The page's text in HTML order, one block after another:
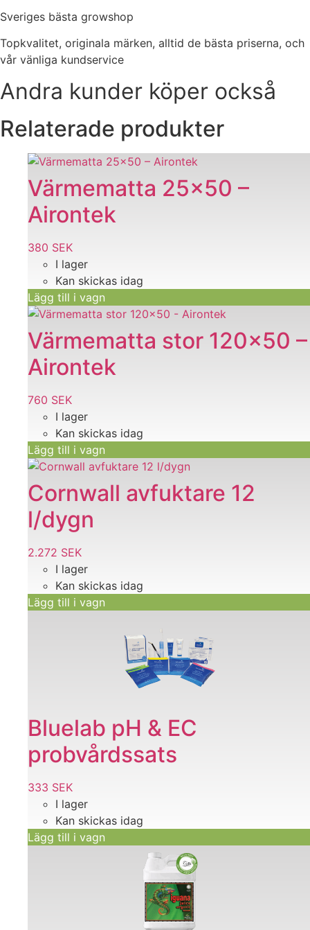
Sveriges bästa growshop
Topkvalitet, originala märken, alltid de bästa priserna, och
vår vänliga kundservice
Andra kunder köper också
Relaterade produkter
Värmematta 25×50 –
Airontek
380 SEK
I lager
Kan skickas idag
Lägg till i vagn
Värmematta stor 120×50 –
Airontek
760 SEK
I lager
Kan skickas idag
Lägg till i vagn
Cornwall avfuktare 12
l/dygn
2.272 SEK
I lager
Kan skickas idag
Lägg till i vagn
Bluelab pH & EC
probvårdssats
333 SEK
I lager
Kan skickas idag
Lägg till i vagn